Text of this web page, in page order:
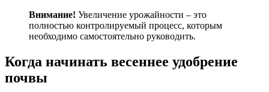
Внимание! Увеличение урожайности – это
полностью контролируемый процесс, которым
необходимо самостоятельно руководить.
Когда начинать весеннее удобрение
почвы